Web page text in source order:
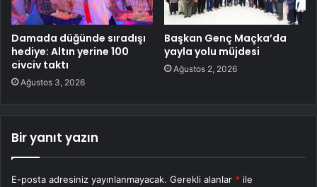
Damada düğünde sıradışı
hediye: Altın yerine 100
civciv taktı
Ağustos 3, 2026
Başkan Genç Maçka’da
yayla yolu müjdesi
Ağustos 2, 2026
Bir yanıt yazın
E-posta adresiniz yayınlanmayacak. Gerekli alanlar * ile